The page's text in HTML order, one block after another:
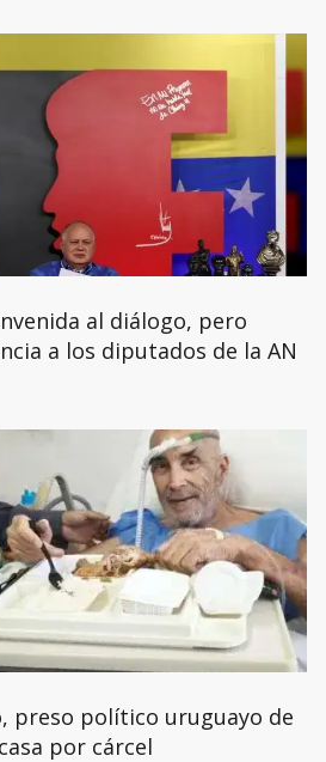
al diálogo, pero
a los diputados de la AN
preso político uruguayo de
por cárcel